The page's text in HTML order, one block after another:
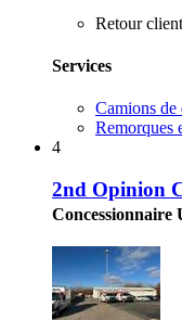
Retour
Services
Camions de
Remorques
4
2nd Opinion
Concessionnaire